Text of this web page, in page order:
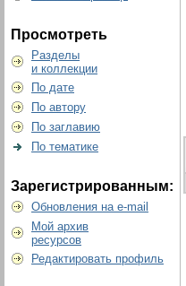
Просмотреть
Разделы
и коллекции
По дате
По автору
По заглавию
По тематике
Зарегистрированным:
Обновления на e-mail
Мой архив
ресурсов
Редактировать профиль